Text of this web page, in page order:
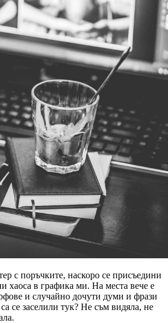
с поръчките, наскоро се присъедини
хаоса в графика ми. На места вече е
и случайно дочути думи и фрази
се заселили тук? Не съм видяла, не